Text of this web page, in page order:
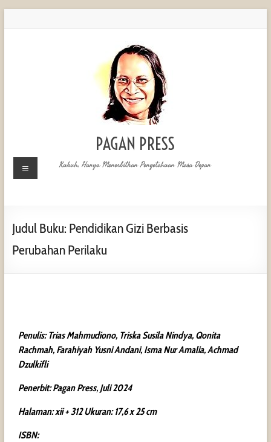
PAGAN PRESS
Kukuh, Hanya Menerbitkan Pengetahuan Masa Depan
Judul Buku: Pendidikan Gizi Berbasis
Perubahan Perilaku
Penulis: Trias Mahmudiono, Triska Susila Nindya, Qonita
Rachmah, Farahiyah Yusni Andani, Isma Nur Amalia, Achmad
Dzulkifli
Penerbit: Pagan Press, Juli 2024
Halaman: xii + 312 Ukuran: 17,6 x 25 cm
ISBN: